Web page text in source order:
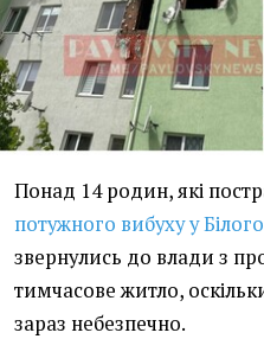
Понад 14 родин, які
потужного вибуху у
звернулись до влади з
тимчасове житло,
зараз небезпечно.